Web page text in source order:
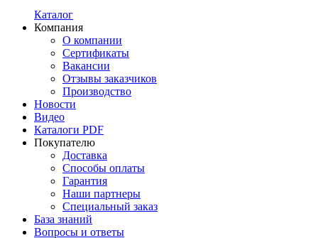
Каталог
Компания
О компании
Сертификаты
Вакансии
Отзывы заказчиков
Производство
Новости
Видео
Каталоги PDF
Покупателю
Доставка
Способы оплаты
Гарантия
Наши партнеры
Специальный заказ
База знаний
Вопросы и ответы